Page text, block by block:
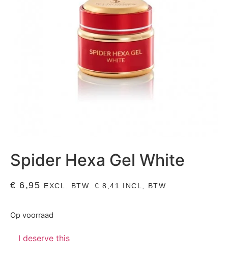
Spider Hexa Gel White
€ 6,95 EXCL. BTW. € 8,41 INCL, BTW.
Op voorraad
I deserve this